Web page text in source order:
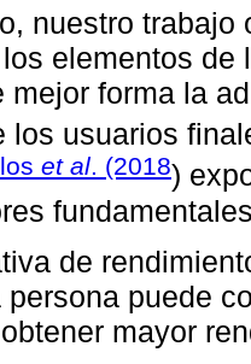
nuestro trabajo
elementos
mejor forma la
los usuarios
et al. (2018)
de
persona puede
mayor